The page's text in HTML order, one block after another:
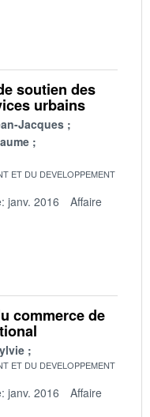
soutien des
urbains
Jacques
ET DU DEVELOPPEMENT
janv. 2016
Affaire
commerce de
ET DU DEVELOPPEMENT
janv. 2016
Affaire